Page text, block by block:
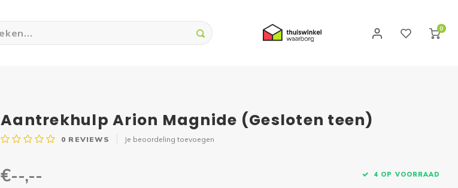
0
Aantrekhulp Arion Magnide (Gesloten teen)
0 REVIEWS Je beoordeling toevoegen
€--,-- 4 OP VOORRAAD